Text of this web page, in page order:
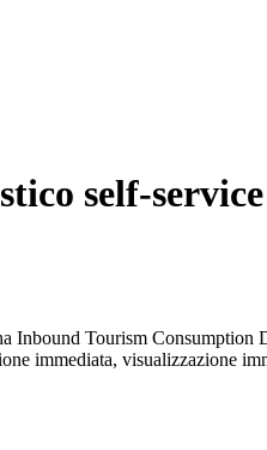
self-
Inbound Tourism Consumption
immediata, visualizzazione